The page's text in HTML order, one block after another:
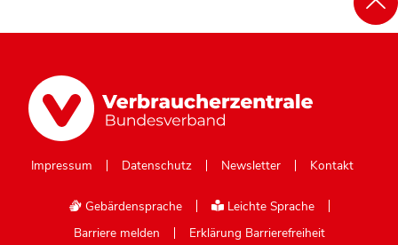
Impressum Datenschutz Newsletter Kontakt
Gebärdensprache
Leichte Sprache
Barriere melden
Erklärung Barrierefreiheit